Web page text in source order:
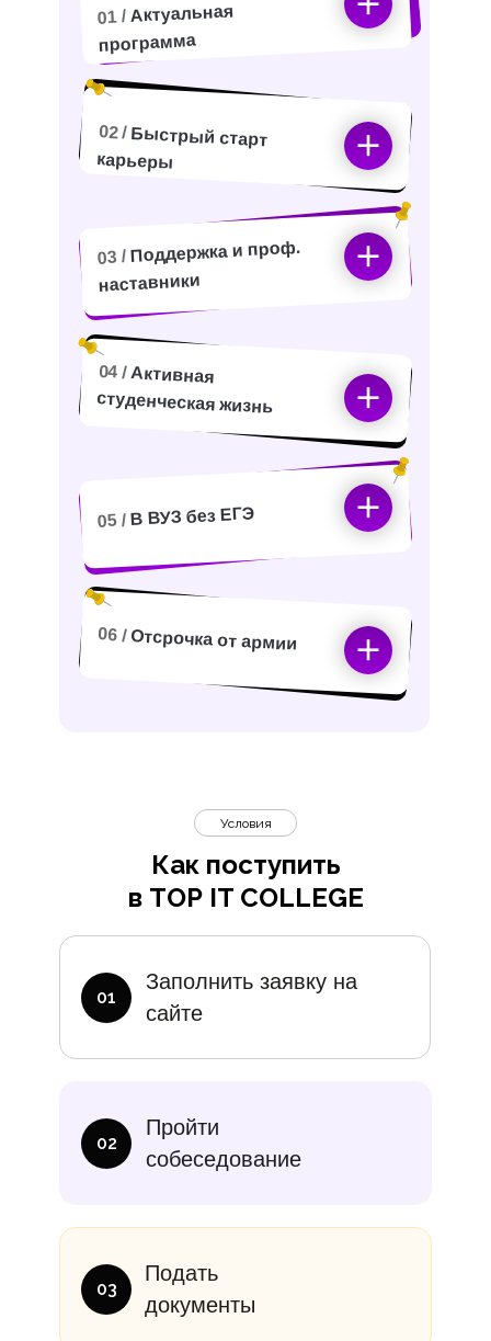
01 / Актуальная
программа
02 / Быстрый старт
карьеры
04 /Активная
студенческая жизнь
05 / В ВУЗ без ЕГЭ
06 / Отсрочка от армии
03 / Поддержка и проф.
наставники
Подать
документы
Пройти
собеседование
Заполнить заявку на
сайте
Как поступить
в TOP IT COLLEGE
Условия
01
02
03
10 000₽